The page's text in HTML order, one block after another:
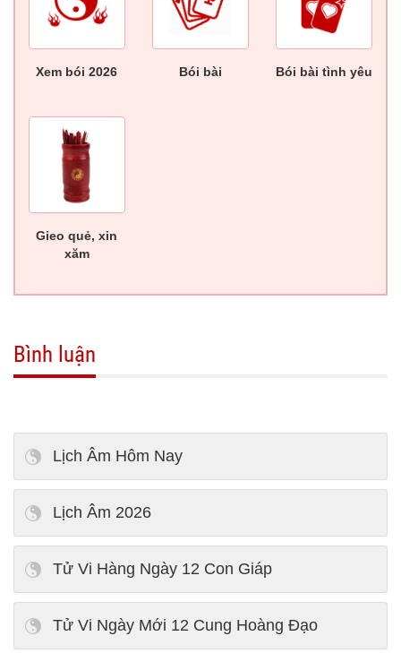
Xem bói 2026 Bói bài Bói bài tình yêu
Gieo quẻ, xin
xăm
Bình luận
Lịch Âm Hôm Nay
Lịch Âm 2026
Tử Vi Hàng Ngày 12 Con Giáp
Tử Vi Ngày Mới 12 Cung Hoàng Đạo